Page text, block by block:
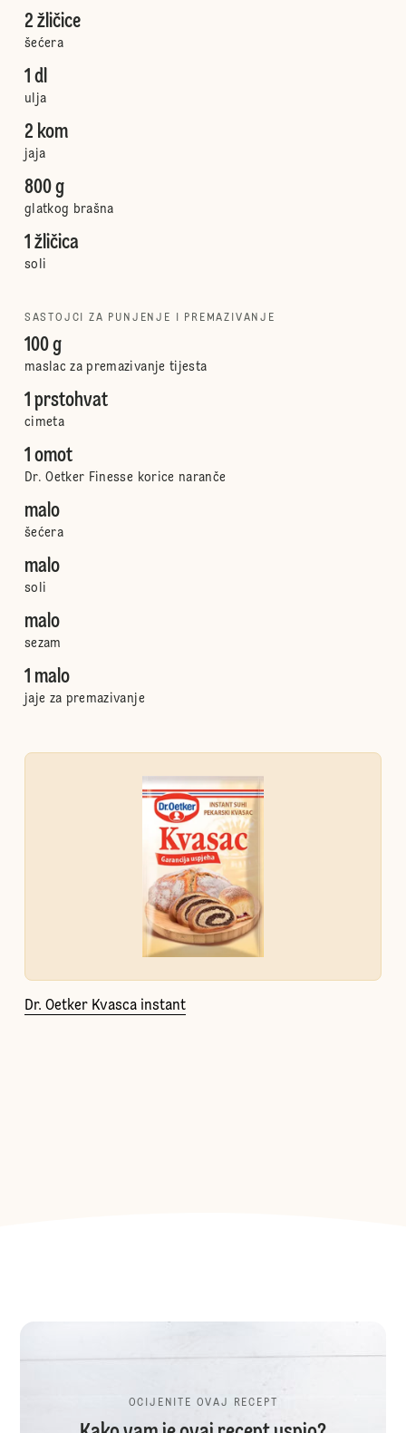
2 žličice
šećera
1 dl
ulja
2 kom
jaja
800 g
glatkog brašna
1 žličica
soli
SASTOJCI ZA PUNJENJE I PREMAZIVANJE
100 g
maslac za premazivanje tijesta
1 prstohvat
cimeta
1 omot
Dr. Oetker Finesse korice naranče
malo
šećera
malo
soli
malo
sezam
1 malo
jaje za premazivanje
Dr. Oetker Kvasca instant
OCIJENITE OVAJ RECEPT